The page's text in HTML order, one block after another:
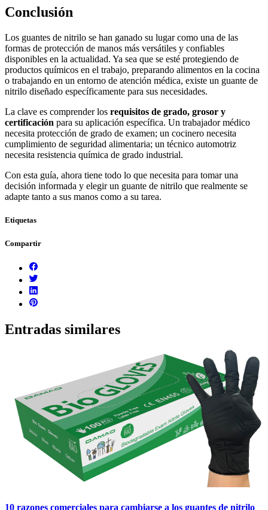
Conclusión
Los guantes de nitrilo se han ganado su lugar como una de las
formas de protección de manos más versátiles y confiables
disponibles en la actualidad. Ya sea que se esté protegiendo de
productos químicos en el trabajo, preparando alimentos en la cocina
o trabajando en un entorno de atención médica, existe un guante de
nitrilo diseñado específicamente para sus necesidades.
La clave es comprender los requisitos de grado, grosor y
certificación para su aplicación específica. Un trabajador médico
necesita protección de grado de examen; un cocinero necesita
cumplimiento de seguridad alimentaria; un técnico automotriz
necesita resistencia química de grado industrial.
Con esta guía, ahora tiene todo lo que necesita para tomar una
decisión informada y elegir un guante de nitrilo que realmente se
adapte tanto a sus manos como a su tarea.
Etiquetas
Compartir
Entradas similares
10 razones comerciales para cambiarse a los guantes de nitrilo